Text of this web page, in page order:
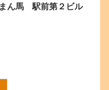
ん馬 駅前第２ビル